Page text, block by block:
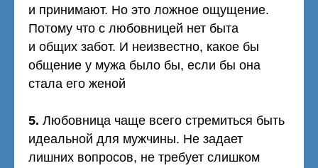
и принимают. Но это ложное ощущение.
Потому что с любовницей нет быта
и общих забот. И неизвестно, какое бы
общение у мужа было бы, если бы она
стала его женой
5. Любовница чаще всего стремиться быть
идеальной для мужчины. Не задает
лишних вопросов, не требует слишком